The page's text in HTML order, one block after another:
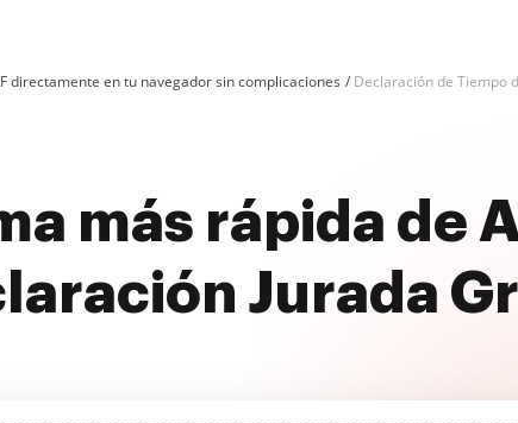
directamente en tu navegador sin complicaciones Declaración de Tiempo
más rápida de
Jurada